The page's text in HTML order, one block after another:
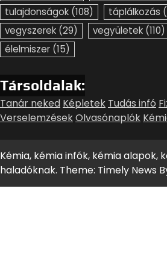
tulajdonságok (108) táplálkozás
vegyszerek (29) vegyületek (110)
élelmiszer (15)
Társoldalak:
Tanár neked Képletek Tudás infó
VerselemzésekOlvasónaplók
Kémia, kémia infók, kémia alapok,
haladóknak. Theme: Timely News